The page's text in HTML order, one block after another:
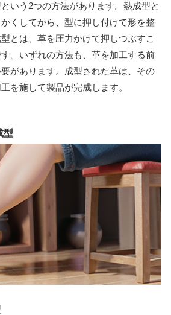
いう2つの方法があります。熱成型と
くしてから、型に押し付けて形を整
とは、革を圧力かけて押しつぶすこ
。いずれの方法も、革を加工する前
があります。成型された革は、その
を施して製品が完成します。
型